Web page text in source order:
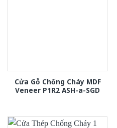
Cửa Gỗ Chống Cháy MDF
Veneer P1R2 ASH-a-SGD